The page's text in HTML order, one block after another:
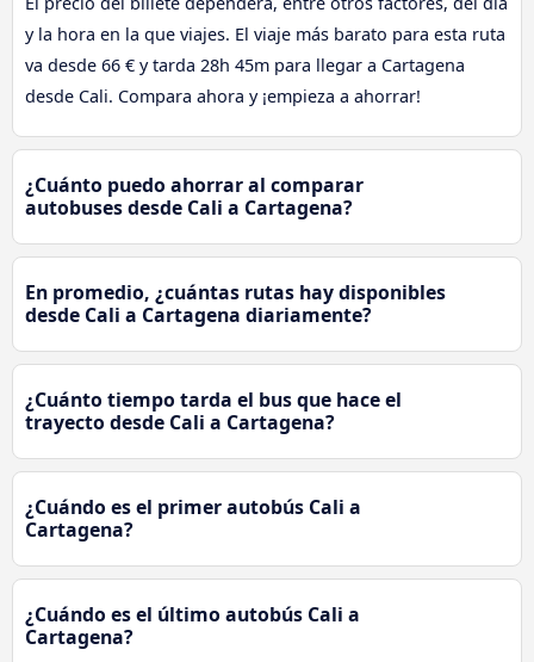
y la hora en la que viajes. El viaje más barato para esta ruta
va desde 66 € y tarda 28h 45m para llegar a Cartagena
desde Cali. Compara ahora y ¡empieza a ahorrar!
¿Cuánto puedo ahorrar al comparar
autobuses desde Cali a Cartagena?
En promedio, ¿cuántas rutas hay disponibles
desde Cali a Cartagena diariamente?
¿Cuánto tiempo tarda el bus que hace el
trayecto desde Cali a Cartagena?
¿Cuándo es el primer autobús Cali a
Cartagena?
¿Cuándo es el último autobús Cali a
Cartagena?